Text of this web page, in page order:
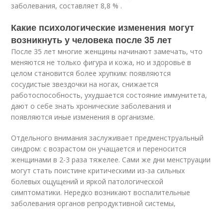
заболевания, составляет 8,8 % .
Какие психологические изменения могут
возникнуть у человека после 35 лет
После 35 лет многие женщины начинают замечать, что
меняются не только фигура и кожа, но и здоровье в
целом становится более хрупким: появляются
сосудистые звездочки на ногах, снижается
работоспособность, ухудшается состояние иммунитета,
дают о себе знать хронические заболевания и
появляются иные изменения в организме.
Отдельного внимания заслуживает предменструальный
синдром: с возрастом он учащается и переносится
женщинами в 2-3 раза тяжелее. Сами же дни менструации
могут стать поистине критическими из-за сильных
болевых ощущений и яркой патологической
симптоматики. Нередко возникают воспалительные
заболевания органов репродуктивной системы,